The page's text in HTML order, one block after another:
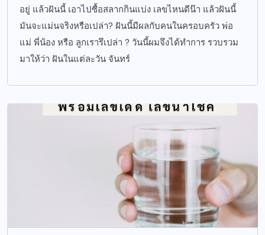
อยู่ แล้วฝันนี้ เอาไปซื้อสลากกินแบ่ง เลขไหนดีน๊า แล้วฝันนี้
มันจะแม่นจริงหรือเปล่า? ฝันนี้มีผลกับคนในครอบครัว พ่อ
แม่ พี่น้อง หรือ ลูกเรารึเปล่า ? วันนี้ผมจึงได้ทำการ รวบรวม
มาให้ว่า ฝันในแต่ละวัน จันทร์